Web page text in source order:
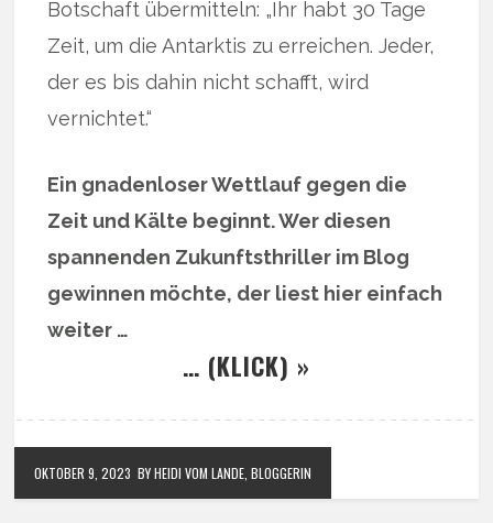
Botschaft übermitteln: „Ihr habt 30 Tage
Zeit, um die Antarktis zu erreichen. Jeder,
der es bis dahin nicht schafft, wird
vernichtet.“
Ein gnadenloser Wettlauf gegen die
Zeit und Kälte beginnt. Wer diesen
spannenden Zukunftsthriller im Blog
gewinnen möchte, der liest hier einfach
weiter …
… (KLICK) »
OKTOBER 9, 2023 BY HEIDI VOM LANDE, BLOGGERIN